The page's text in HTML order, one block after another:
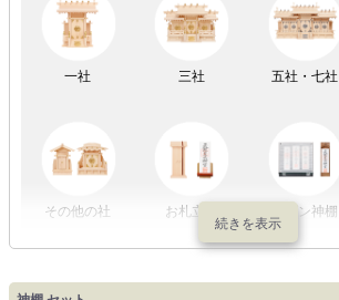
LED灯 七色LED灯 和紙・絹製
初盆セット 贈るセット 盆提灯単品
盆提灯一万円
一社 三社 五社・七社
その他の社 お札立て モダン神棚